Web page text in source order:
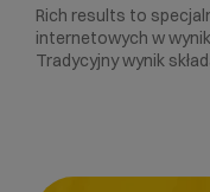
Rich results to
internetowych w
Tradycyjny wynik